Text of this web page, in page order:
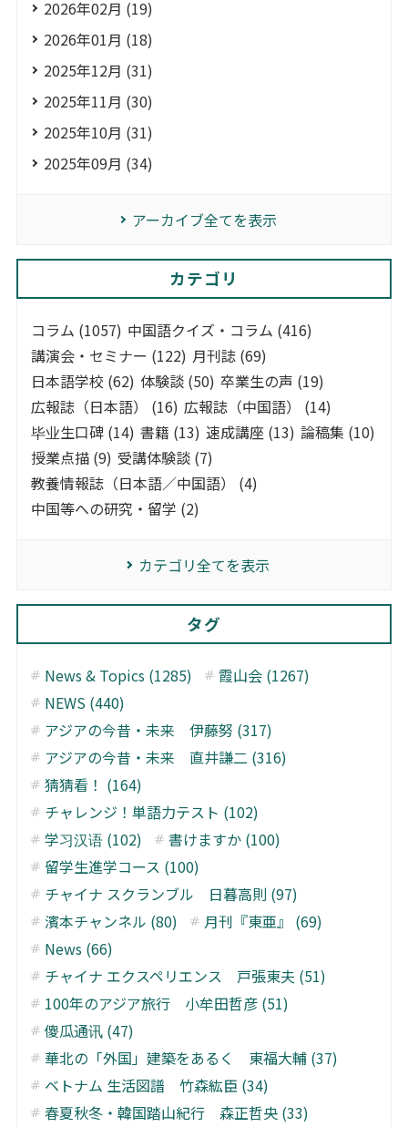
2026年02月 (19)
2026年01月 (18)
2025年12月 (31)
2025年11月 (30)
2025年10月 (31)
2025年09月 (34)
アーカイブ全てを表示
カテゴリ
コラム (1057) 中国語クイズ・コラム (416)
講演会・セミナー (122) 月刊誌 (69)
日本語学校 (62) 体験談 (50) 卒業生の声 (19)
広報誌（日本語） (16) 広報誌（中国語） (14)
毕业生口碑 (14) 書籍 (13) 速成講座 (13) 論稿集 (10)
授業点描 (9) 受講体験談 (7)
教養情報誌（日本語／中国語） (4)
中国等への研究・留学 (2)
カテゴリ全てを表示
タグ
News & Topics (1285)
霞山会 (1267)
NEWS (440)
アジアの今昔・未来 伊藤努 (317)
アジアの今昔・未来 直井謙二 (316)
猜猜看！ (164)
チャレンジ！単語力テスト (102)
学习汉语 (102)
書けますか (100)
留学生進学コース (100)
チャイナ スクランブル 日暮高則 (97)
濱本チャンネル (80)
月刊『東亜』 (69)
News (66)
チャイナ エクスペリエンス 戸張東夫 (51)
100年のアジア旅行 小牟田哲彦 (51)
傻瓜通讯 (47)
華北の「外国」建築をあるく 東福大輔 (37)
ベトナム 生活図譜 竹森紘臣 (34)
春夏秋冬・韓国踏山紀行 森正哲央 (33)